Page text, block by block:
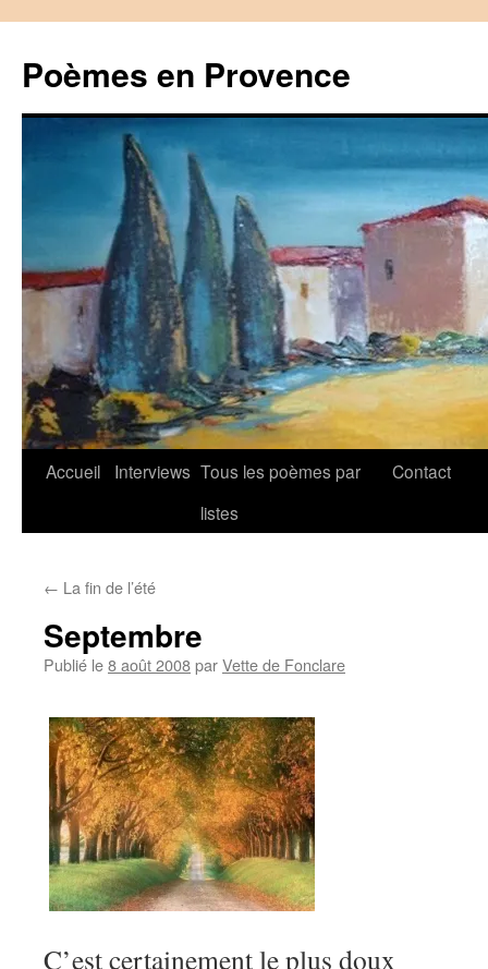
contenu
Poèmes en Provence
Accueil Interviews Tous les poèmes par
listes
Contact
← La fin de l’été
Septembre
Publié le8 août 2008parVette de Fonclare
C’est certainement le plus doux